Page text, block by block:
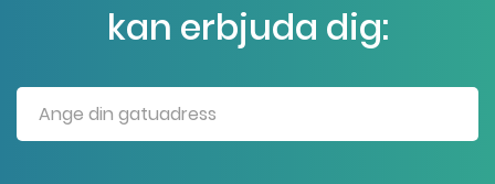
kan erbjuda dig: